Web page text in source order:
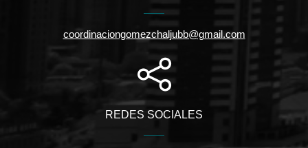
coordinaciongomezchaljubb@gmail.com
REDES SOCIALES